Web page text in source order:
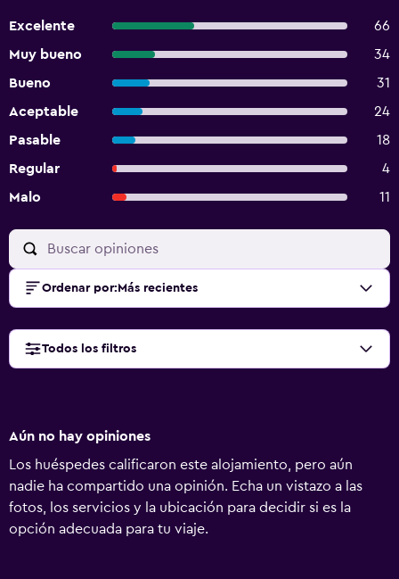
Excelente
66
Muy bueno
34
Bueno
31
Aceptable
24
Pasable
18
Regular
4
Malo
11
Ordenar por: Más recientes
Todos los filtros
Aún no hay opiniones
Los huéspedes calificaron este alojamiento, pero aún
nadie ha compartido una opinión. Echa un vistazo a las
fotos, los servicios y la ubicación para decidir si es la
opción adecuada para tu viaje.